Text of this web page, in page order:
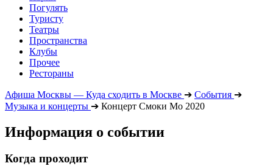
Погулять
Туристу
Театры
Пространства
Клубы
Прочее
Рестораны
Афиша Москвы — Куда сходить в Москве ➔ События ➔
Музыка и концерты ➔ Концерт Смоки Мо 2020
Информация о событии
Когда проходит